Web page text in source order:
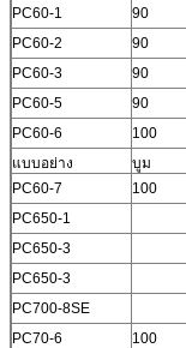
PC60-1 90
PC60-2
90
PC60-3
90
PC60-5
90
PC60-6
100
แบบอย่าง
บูม
PC60-7
100
PC650-1
PC650-3
PC650-3
PC700-8SE
PC70-6
100